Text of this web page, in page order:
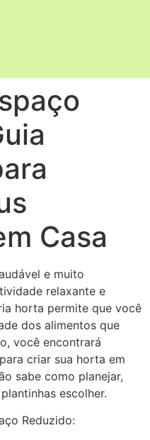
Casa
e muito
relaxante e
horta permite que você
dos alimentos que
você encontrará
criar sua horta em
sabe como planejar,
escolher.
Reduzido: